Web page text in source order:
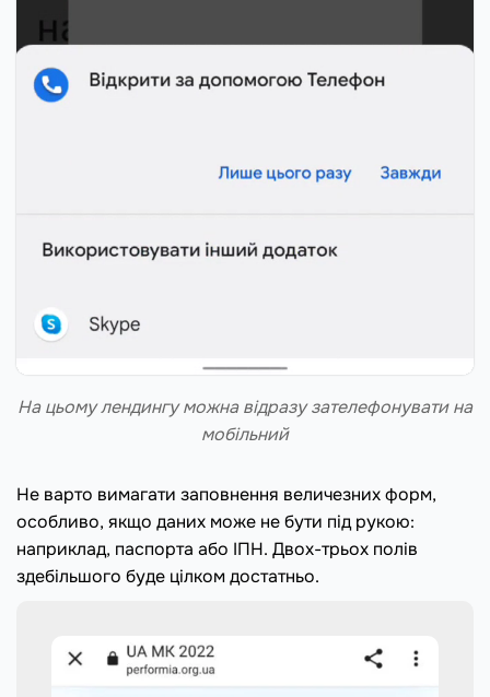
На цьому лендингу можна відразу зателефонувати на
мобільний
Не варто вимагати заповнення величезних форм,
особливо, якщо даних може не бути під рукою:
наприклад, паспорта або ІПН. Двох-трьох полів
здебільшого буде цілком достатньо.